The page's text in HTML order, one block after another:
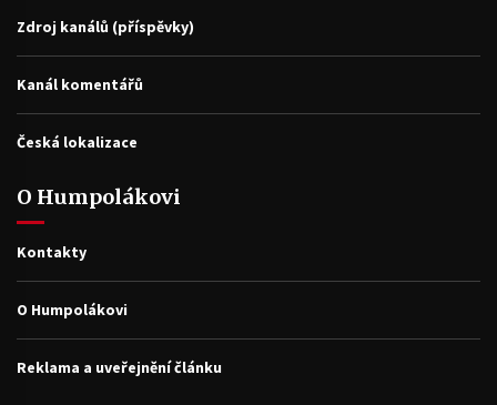
Zdroj kanálů (příspěvky)
Kanál komentářů
Česká lokalizace
O Humpolákovi
Kontakty
O Humpolákovi
Reklama a uveřejnění článku